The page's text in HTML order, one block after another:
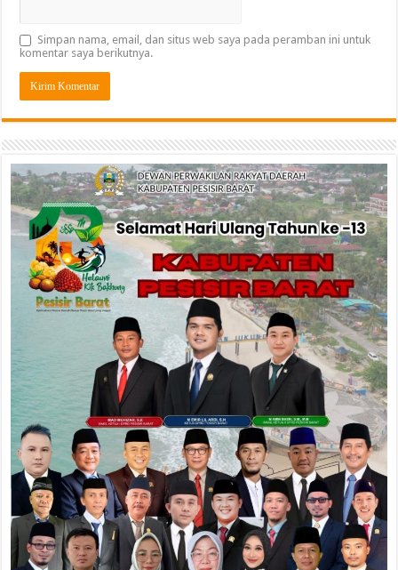
Simpan nama, email, dan situs web saya pada peramban ini untuk
komentar saya berikutnya.